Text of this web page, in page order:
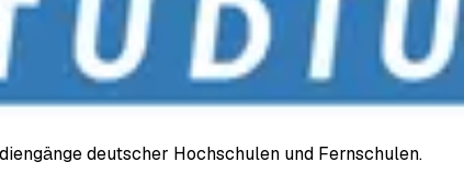
deutscher Hochschulen und Fernschulen.